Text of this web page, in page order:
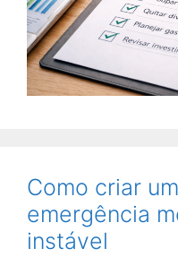
Como criar
emergência
instável